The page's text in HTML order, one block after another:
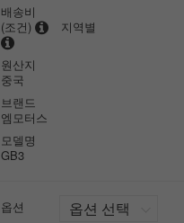
배송비
(조건)
지역별
원산지
중국
브랜드
엠모터스
모델명
GB3
옵션